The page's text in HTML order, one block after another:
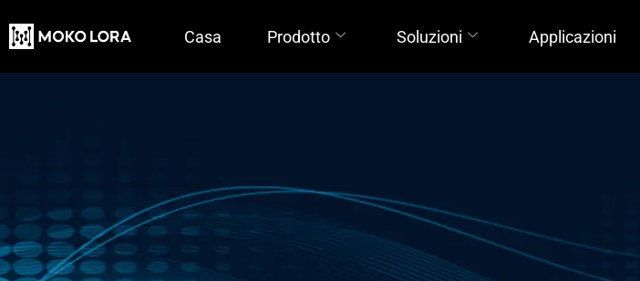
Casa Prodotto Soluzioni Applicazioni